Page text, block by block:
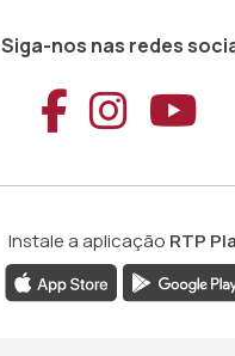
Siga-nos nas redes
Aceder
Instale a aplicação RTP